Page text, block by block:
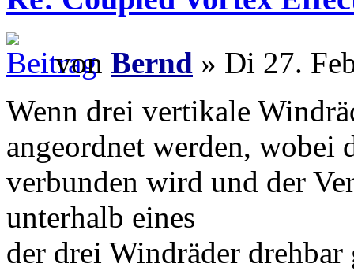
von Bernd » Di 27.
Wenn drei vertikale
angeordnet werden, wobei
verbunden wird und der
unterhalb eines
der drei Windräder